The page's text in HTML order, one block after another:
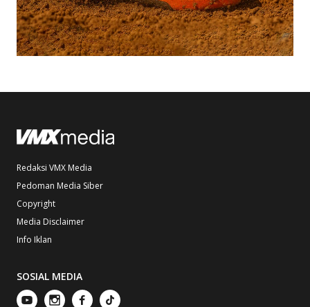
Redaksi VMX Media
Pedoman Media Siber
Copyright
Media Disclaimer
Info Iklan
SOSIAL MEDIA